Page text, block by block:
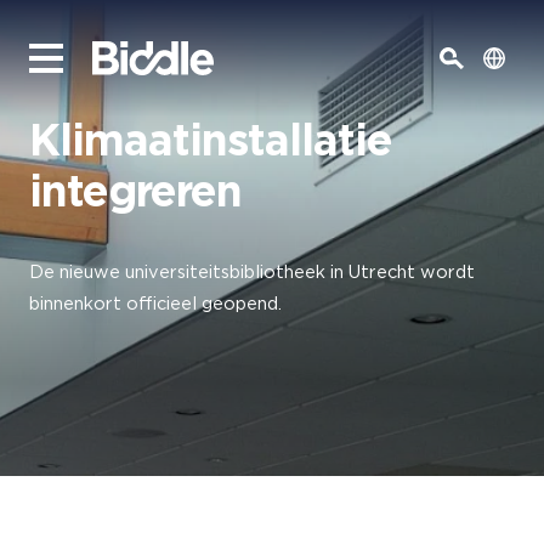
Klimaatinstallatie
integreren
De nieuwe universiteitsbibliotheek in Utrecht wordt
binnenkort officieel geopend.